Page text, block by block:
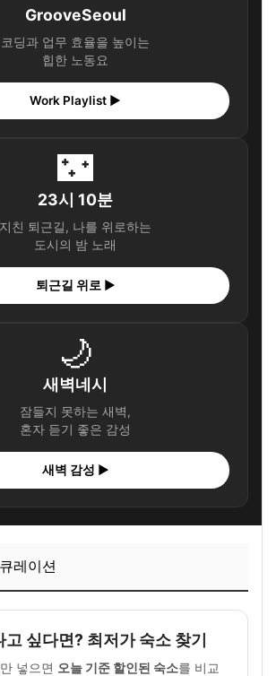
GrooveSeoul
코딩과 업무 효율을 높이는
힙한 노동요
Work Playlist ▶
🌃
23시 10분
지친 퇴근길, 나를 위로하는
도시의 밤 노래
퇴근길 위로 ▶
🌙
새벽네시
잠들지 못하는 새벽,
혼자 듣기 좋은 감성
새벽 감성 ▶
레이션
싶다면? 최저가 숙소 찾기
넣으면 오늘 기준 할인된 숙소를 비교